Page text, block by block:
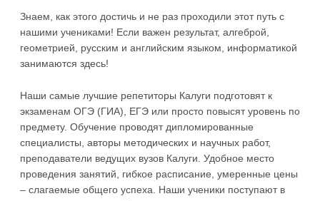
Знаем, как этого достичь и не раз проходили этот путь с
нашими учениками! Если важен результат, алгеброй,
геометрией, русским и английским языком, информатикой
занимаются здесь!
Наши самые лучшие репетиторы Калуги подготовят к
экзаменам ОГЭ (ГИА), ЕГЭ или просто повысят уровень по
предмету. Обучение проводят дипломированные
специалисты, авторы методических и научных работ,
преподаватели ведущих вузов Калуги. Удобное место
проведения занятий, гибкое расписание, умеренные цены
– слагаемые общего успеха. Наши ученики поступают в